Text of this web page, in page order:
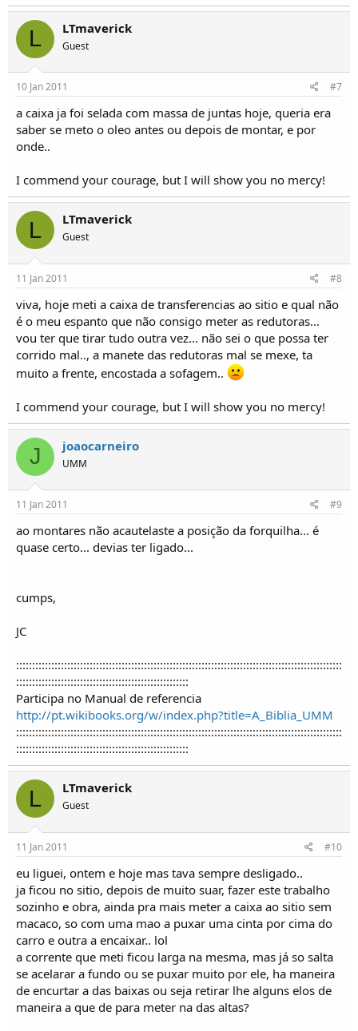
L LTmaverick
Guest
10 Jan 2011 #7
a caixa ja foi selada com massa de juntas hoje, queria era
saber se meto o oleo antes ou depois de montar, e por
onde..
I commend your courage, but I will show you no mercy!
L LTmaverick
Guest
11 Jan 2011 #8
viva, hoje meti a caixa de transferencias ao sitio e qual não
é o meu espanto que não consigo meter as redutoras...
vou ter que tirar tudo outra vez... não sei o que possa ter
corrido mal.., a manete das redutoras mal se mexe, ta
muito a frente, encostada a sofagem..
I commend your courage, but I will show you no mercy!
J joaocarneiro
UMM
11 Jan 2011 #9
ao montares não acautelaste a posição da forquilha... é
quase certo... devias ter ligado...
cumps,
JC
::::::::::::::::::::::::::::::::::::::::::::::::::::::::::::::::::::::::::::::::::::::::::::::::::::::
::::::::::::::::::::::::::::::::::::::::::::::::::::::
Participa no Manual de referencia
http://pt.wikibooks.org/w/index.php?title=A_Biblia_UMM
::::::::::::::::::::::::::::::::::::::::::::::::::::::::::::::::::::::::::::::::::::::::::::::::::::::
::::::::::::::::::::::::::::::::::::::::::::::::::::::
L LTmaverick
Guest
11 Jan 2011 #10
eu liguei, ontem e hoje mas tava sempre desligado..
ja ficou no sitio, depois de muito suar, fazer este trabalho
sozinho e obra, ainda pra mais meter a caixa ao sitio sem
macaco, so com uma mao a puxar uma cinta por cima do
carro e outra a encaixar.. lol
a corrente que meti ficou larga na mesma, mas já so salta
se acelarar a fundo ou se puxar muito por ele, ha maneira
de encurtar a das baixas ou seja retirar lhe alguns elos de
maneira a que de para meter na das altas?